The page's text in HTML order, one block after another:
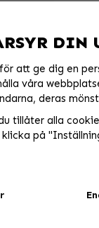
DIN
att ge dig en
våra
deras
tillåter alla
på